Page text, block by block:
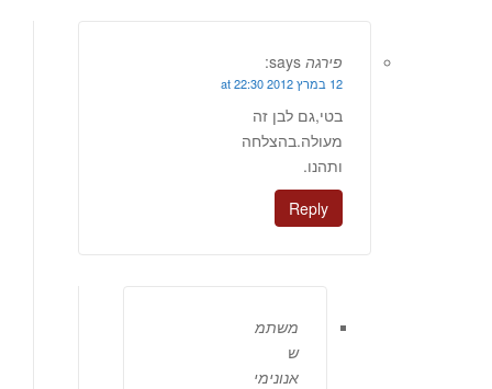
פירגה says:
12 במרץ 2012 at 22:30
בטי,גם לבן זה
מעולה.בהצלחה
ותהנו.
Reply
משתמ
ש
אנונימי